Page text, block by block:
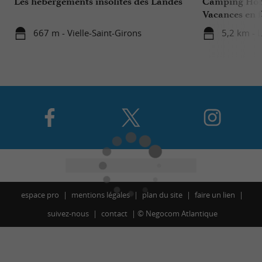
667 m - Vielle-Saint-Girons
Vacances
5,2 km -
espace pro mentions légales plan du site
faire un lien
suivez-nous
contact © Negocom Atlantique